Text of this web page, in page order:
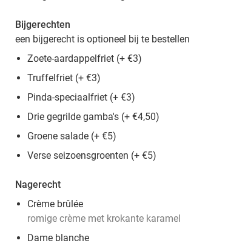
Bijgerechten
een bijgerecht is optioneel bij te bestellen
Zoete-aardappelfriet (+ €3)
Truffelfriet (+ €3)
Pinda-speciaalfriet (+ €3)
Drie gegrilde gamba's (+ €4,50)
Groene salade (+ €5)
Verse seizoensgroenten (+ €5)
Nagerecht
Crème brûlée
romige crème met krokante karamel
Dame blanche